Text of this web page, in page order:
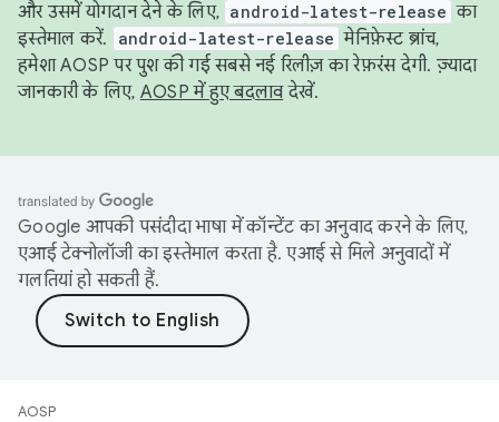
और उसमें योगदान देने के लिए, android-latest-release का
इस्तेमाल करें.
android-latest-release मेनिफ़ेस्ट ब्रांच,
हमेशा AOSP पर पुश की गई सबसे नई रिलीज़ का रेफ़रंस देगी. ज़्यादा
जानकारी के लिए, AOSP में हुए बदलावदेखें.
Google आपकी पसंदीदा भाषा में कॉन्टेंट का अनुवाद करने के लिए,
एआई टेक्नोलॉजी का इस्तेमाल करता है. एआई से मिले अनुवादों में
गलतियां हो सकती हैं.
AOSP